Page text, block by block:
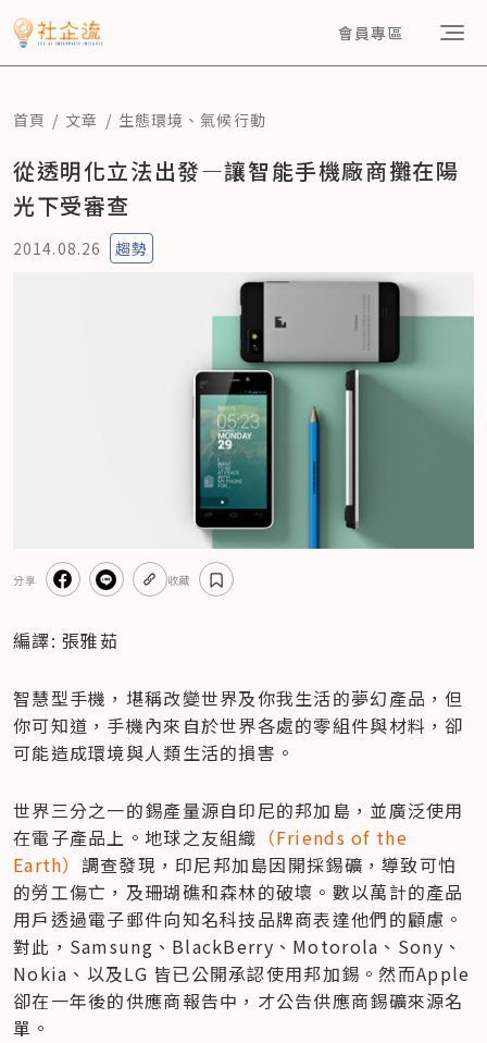
會員專區
首頁 文章 生態環境 、 氣候行動
從透明化立法出發—讓智能手機廠商攤在陽
光下受審查
2014.08.26 趨勢
分享 收藏
編譯: 張雅茹
智慧型手機，堪稱改變世界及你我生活的夢幻產品，但
你可知道，手機內來自於世界各處的零組件與材料，卻
可能造成環境與人類生活的損害。
世界三分之一的錫產量源自印尼的邦加島，並廣泛使用
在電子產品上。地球之友組織 （Friends of the
Earth） 調查發現，印尼邦加島因開採錫礦，導致可怕
的勞工傷亡，及珊瑚礁和森林的破壞。數以萬計的產品
用戶透過電子郵件向知名科技品牌商表達他們的顧慮。
對此，Samsung、BlackBerry、Motorola、Sony、
Nokia、以及LG 皆已公開承認使用邦加錫。然而Apple
卻在一年後的供應商報告中，才公告供應商錫礦來源名
單。